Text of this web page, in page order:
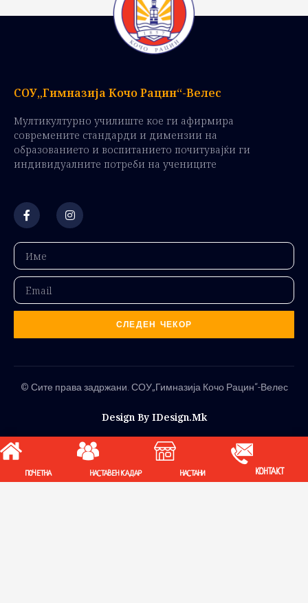
СОУ„Гимназија Кочо Рацин“-Велес
Мултикултурно училиште кое ги афирмира
современите стандарди и димензии на
образованието и воспитанието почитувајќи ги
индивидуалните потреби на учениците
СЛЕДЕН ЧЕКОР
© Сите права задржани. СОУ„Гимназија Кочо Рацин“-Велес
Design By IDesign.mk
ПОЧЕТНА НАСТАВЕН КАДАР НАСТАНИ КОНТАКТ